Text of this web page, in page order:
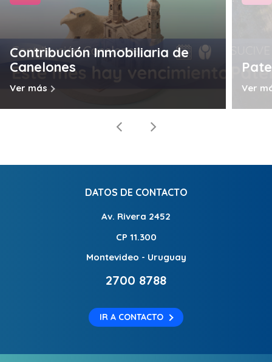
Contribución Inmobiliaria de
Canelones
Ver más Ver
DATOS DE CONTACTO
Av. Rivera 2452
CP 11.300
Montevideo - Uruguay
2700 8788
IR A CONTACTO